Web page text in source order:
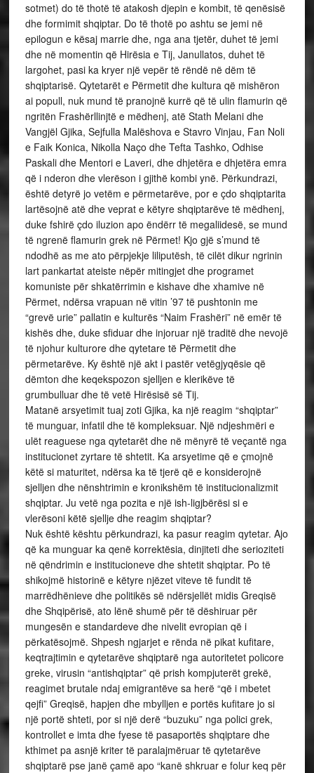
sotmet) do të thotë të atakosh djepin e kombit, të qenësisë
dhe formimit shqiptar. Do të thotë po ashtu se jemi në
epilogun e kësaj marrie dhe, nga ana tjetër, duhet të jemi
dhe në momentin që Hirësia e Tij, Janullatos, duhet të
largohet, pasi ka kryer një vepër të rëndë në dëm të
shqiptarisë. Qytetarët e Përmetit dhe kultura që mishëron
ai popull, nuk mund të pranojnë kurrë që të ulin flamurin që
ngritën Frashërllinjtë e mëdhenj, atë Stath Melani dhe
Vangjël Gjika, Sejfulla Malëshova e Stavro Vinjau, Fan Noli
e Faik Konica, Nikolla Naço dhe Tefta Tashko, Odhise
Paskali dhe Mentori e Laveri, dhe dhjetëra e dhjetëra emra
që i nderon dhe vlerëson i gjithë kombi ynë. Përkundrazi,
është detyrë jo vetëm e përmetarëve, por e çdo shqiptarita
lartësojnë atë dhe veprat e këtyre shqiptarëve të mëdhenj,
duke fshirë çdo iluzion apo ëndërr të megaliidesë, se mund
të ngrenë flamurin grek në Përmet! Kjo gjë s’mund të
ndodhë as me ato përpjekje liliputësh, të cilët dikur ngrinin
lart pankartat ateiste nëpër mitingjet dhe programet
komuniste për shkatërrimin e kishave dhe xhamive në
Përmet, ndërsa vrapuan në vitin ’97 të pushtonin me
“grevë urie” pallatin e kulturës “Naim Frashëri” në emër të
kishës dhe, duke sfiduar dhe injoruar një traditë dhe nevojë
të njohur kulturore dhe qytetare të Përmetit dhe
përmetarëve. Ky është një akt i pastër vetëgjyqësie që
dëmton dhe keqekspozon sjelljen e klerikëve të
grumbulluar dhe të vetë Hirësisë së Tij.
Matanë arsyetimit tuaj zoti Gjika, ka një reagim “shqiptar”
të munguar, infatil dhe të kompleksuar. Një ndjeshmëri e
ulët reaguese nga qytetarët dhe në mënyrë të veçantë nga
institucionet zyrtare të shtetit. Ka arsyetime që e çmojnë
këtë si maturitet, ndërsa ka të tjerë që e konsiderojnë
sjelljen dhe nënshtrimin e kronikshëm të institucionalizmit
shqiptar. Ju vetë nga pozita e një ish-ligjbërësi si e
vlerësoni këtë sjellje dhe reagim shqiptar?
Nuk është kështu përkundrazi, ka pasur reagim qytetar. Ajo
që ka munguar ka qenë korrektësia, dinjiteti dhe serioziteti
në qëndrimin e institucioneve dhe shtetit shqiptar. Po të
shikojmë historinë e këtyre njëzet viteve të fundit të
marrëdhënieve dhe politikës së ndërsjellët midis Greqisë
dhe Shqipërisë, ato lënë shumë për të dëshiruar për
mungesën e standardeve dhe nivelit evropian që i
përkatësojmë. Shpesh ngjarjet e rënda në pikat kufitare,
keqtrajtimin e qytetarëve shqiptarë nga autoritetet policore
greke, virusin “antishqiptar” që prish kompjuterët grekë,
reagimet brutale ndaj emigrantëve sa herë “që i mbetet
qejfi” Greqisë, hapjen dhe mbylljen e portës kufitare jo si
një portë shteti, por si një derë “buzuku” nga polici grek,
kontrollet e imta dhe fyese të pasaportës shqiptare dhe
kthimet pa asnjë kriter të paralajmëruar të qytetarëve
shqiptarë pse janë çamë apo “kanë shkruar e folur keq për